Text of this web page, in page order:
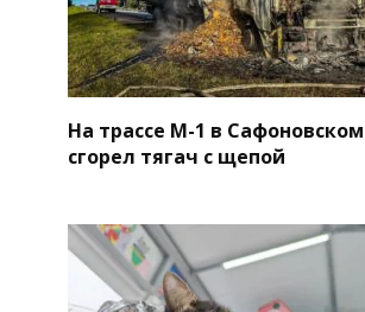
На трассе М-1 в Сафоновском
сгорел тягач с щепой